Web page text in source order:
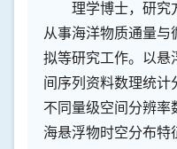
理学博士，研究
从事海洋物质通量
拟等研究工作。以悬
间序列资料数理统计
不同量级空间分辨率
海悬浮物时空分布特